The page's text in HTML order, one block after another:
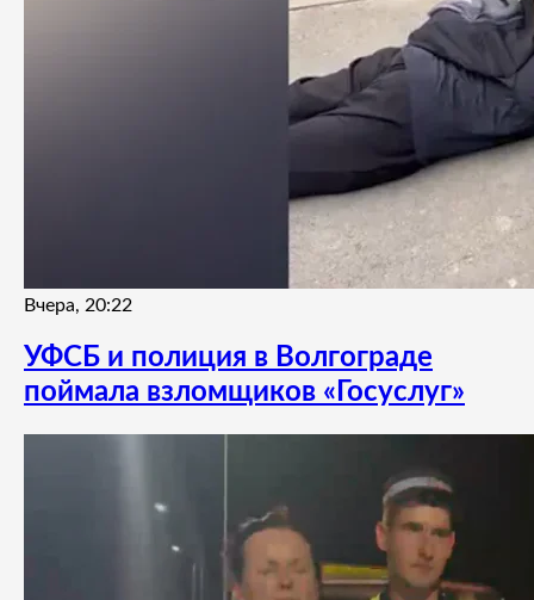
Вчера, 20:22
УФСБ и полиция в Волгограде
поймала взломщиков «Госуслуг»